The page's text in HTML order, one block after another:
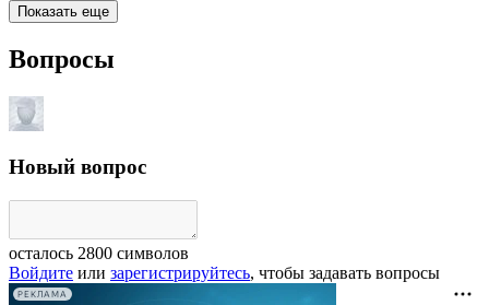
Показать еще
Вопросы
Новый вопрос
осталось 2800 символов
Войдите или зарегистрируйтесь, чтобы задавать вопросы
РЕКЛАМА